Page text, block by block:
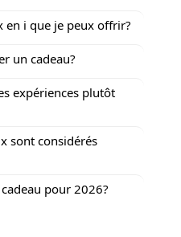
en i que je peux offrir?
un cadeau?
expériences plutôt
sont considérés
pour 2026?